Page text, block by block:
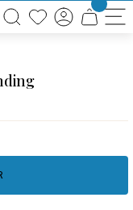
BEDAVA!
REFERANSI